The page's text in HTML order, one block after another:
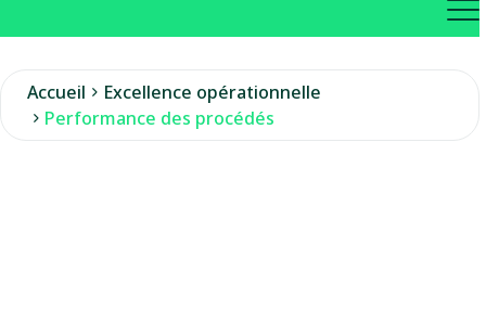
Accueil
Excellence opérationnelle
Performance des procédés